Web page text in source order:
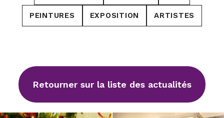
PEINTURES EXPOSITION ARTISTES
Retourner sur la liste des actualités